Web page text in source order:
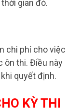
gian đó.
chi phí cho việc
ôn thi. Điều này
quyết định.
KỲ THI